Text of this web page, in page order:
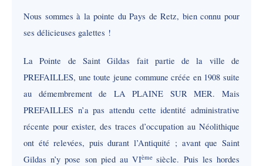
Nous sommes à la pointe du Pays de Retz, bien connu pour
ses délicieuses galettes !
La Pointe de Saint Gildas fait partie de la ville de
PREFAILLES, une toute jeune commune créée en 1908 suite
au démembrement de LA PLAINE SUR MER. Mais
PREFAILLES n’a pas attendu cette identité administrative
récente pour exister, des traces d’occupation au Néolithique
ont été relevées, puis durant l’Antiquité ; avant que Saint
Gildas n’y pose son pied au VIème siècle. Puis les hordes